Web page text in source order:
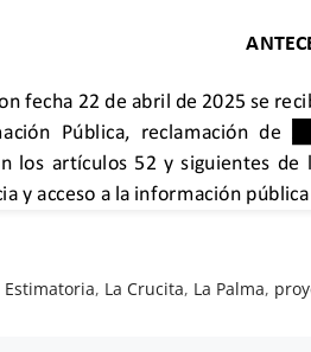
Estimatoria, La Crucita, La Palma,